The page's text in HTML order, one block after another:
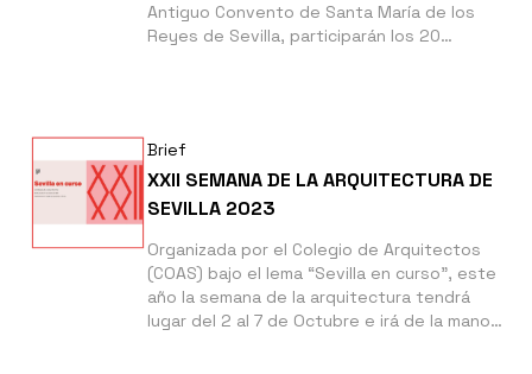
Antiguo Convento de Santa María de los
Reyes de Sevilla, participarán los 20
Brief
XXII SEMANA DE LA ARQUITECTURA DE
SEVILLA 2023
Organizada por el Colegio de Arquitectos
(COAS) bajo el lema “Sevilla en curso”, este
año la semana de la arquitectura tendrá
lugar del 2 al 7 de Octubre e irá de la mano